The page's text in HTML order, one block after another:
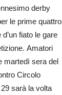
derby
le prime quattro
fiato le gare
Amatori
martedì sera del
Circolo
sarà la volta